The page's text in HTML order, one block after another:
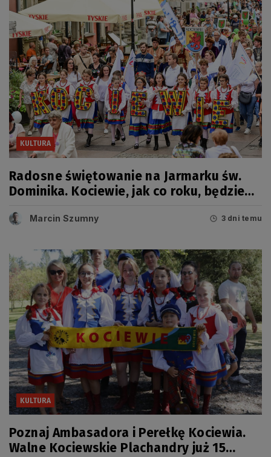
KULTURA
Radosne świętowanie na Jarmarku św.
Dominika. Kociewie, jak co roku, będzie
Marcin Szumny 3 dni temu
KULTURA
Poznaj Ambasadora i Perełkę Kociewia.
Walne Kociewskie Plachandry już 15